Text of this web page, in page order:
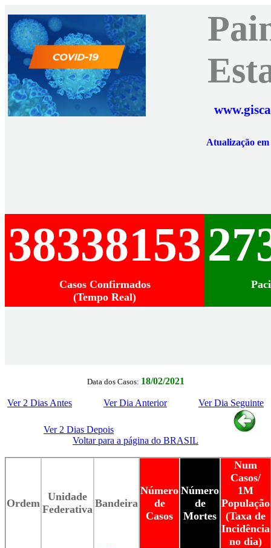
Atualização
38338153
Casos Confirmados
(Tempo Real)
Data dos Casos: 18/02/2021
Ver 2 Dias Antes Ver Dia Anterior Ver Dia Seguinte
Ver 2 Dias Depois
Voltar para a página do BRASIL
Ordem
Unidade
Federativa Bandeira
Número
de
Casos
Número
de
Mortes
Num
Casos/
1M
População
(Taxa de
Incidência
no dia)